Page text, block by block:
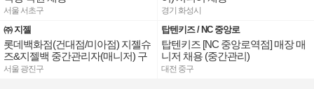
서울 서초구
㈜ 지젤
롯데백화점(건대점/미아점) 지젤슈
즈&지젤백 중간관리자(매니저) 구
인합니다
서울 광진구
경기 화성시
탑텐키즈 / NC 중앙로
탑텐키즈 [NC 중앙로역점] 매장 매
니저 채용 (중간관리)
대전 중구